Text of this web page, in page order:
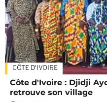
CÔTE D'IVOIRE
Côte d'Ivoire : Djidji
retrouve son village